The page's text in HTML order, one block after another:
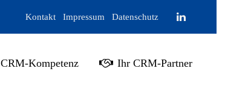
Kontakt Impressum Datenschutz
CRM-Kompetenz Ihr CRM-Partner